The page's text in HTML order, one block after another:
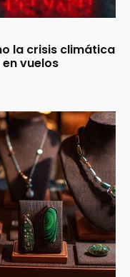
la crisis climática
vuelos